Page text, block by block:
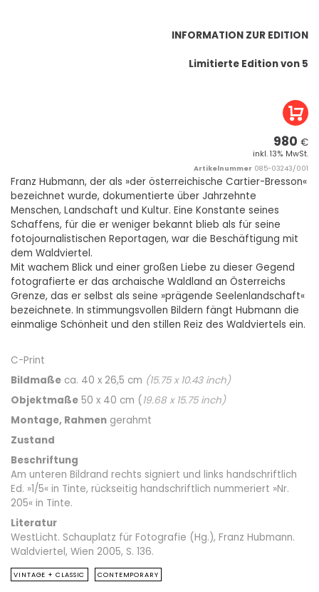
INFORMATION ZUR EDITION
Limitierte Edition von 5
980 €
inkl. 13% MwSt.
Artikelnummer 085-03243/001
Franz Hubmann, der als »der österreichische Cartier-Bresson«
bezeichnet wurde, dokumentierte über Jahrzehnte
Menschen, Landschaft und Kultur. Eine Konstante seines
Schaffens, für die er weniger bekannt blieb als für seine
fotojournalistischen Reportagen, war die Beschäftigung mit
dem Waldviertel.
Mit wachem Blick und einer großen Liebe zu dieser Gegend
fotografierte er das archaische Waldland an Österreichs
Grenze, das er selbst als seine »prägende Seelenlandschaft«
bezeichnete. In stimmungsvollen Bildern fängt Hubmann die
einmalige Schönheit und den stillen Reiz des Waldviertels ein.
C-Print
Bildmaße ca. 40 x 26,5 cm (15.75x 10.43inch)
Objektmaße 50 x 40 cm ( 19.68x 15.75inch)
Montage, Rahmen gerahmt
Zustand
Beschriftung
Am unteren Bildrand rechts signiert und links handschriftlich
Ed. »1/5« in Tinte, rückseitig handschriftlich nummeriert »Nr.
205« in Tinte.
Literatur
WestLicht. Schauplatz für Fotografie (Hg.), Franz Hubmann.
Waldviertel, Wien 2005, S. 136.
VINTAGE + CLASSIC CONTEMPORARY